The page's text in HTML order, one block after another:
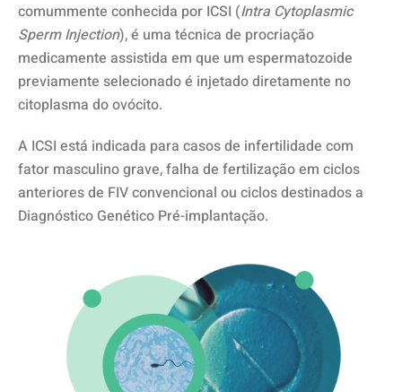
comummente conhecida por ICSI (Intra Cytoplasmic
Sperm Injection), é uma técnica de procriação
medicamente assistida em que um espermatozoide
previamente selecionado é injetado diretamente no
citoplasma do ovócito.
A ICSI está indicada para casos de infertilidade com
fator masculino grave, falha de fertilização em ciclos
anteriores de FIV convencional ou ciclos destinados a
Diagnóstico Genético Pré-implantação.